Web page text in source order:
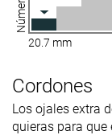
20.7 mm
Cordones
Los ojales extra
quieras para que